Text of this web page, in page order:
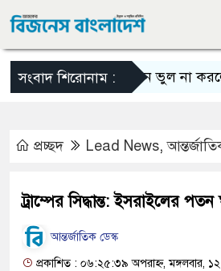
সংবাদ শিরোনাম :এমন ভুল না করলেও
প্রচ্ছদ Lead News,
ট্রাম্পের সিদ্ধান্ত: ইসরাইলের পতন
আন্তর্জাতিক ডেস্ক
প্রকাশিত : ০৬:২৫:৩৯ অপরাহ্ন, মঙ্গলবার, ১২